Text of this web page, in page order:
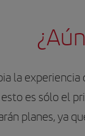
la experiencia
es sólo el
planes, ya